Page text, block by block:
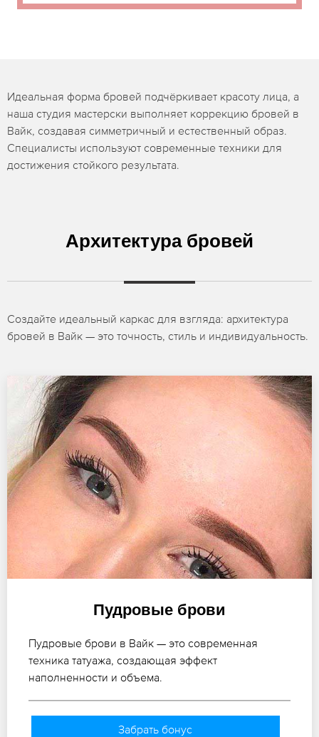
Идеальная форма бровей подчёркивает красоту лица, а
наша студия мастерски выполняет коррекцию бровей в
Вайк, создавая симметричный и естественный образ.
Специалисты используют современные техники для
достижения стойкого результата.
Архитектура бровей
Создайте идеальный каркас для взгляда: архитектура
бровей в Вайк — это точность, стиль и индивидуальность.
Пудровые брови
Пудровые брови в Вайк — это современная
техника татуажа, создающая эффект
наполненности и объема.
Забрать бонус